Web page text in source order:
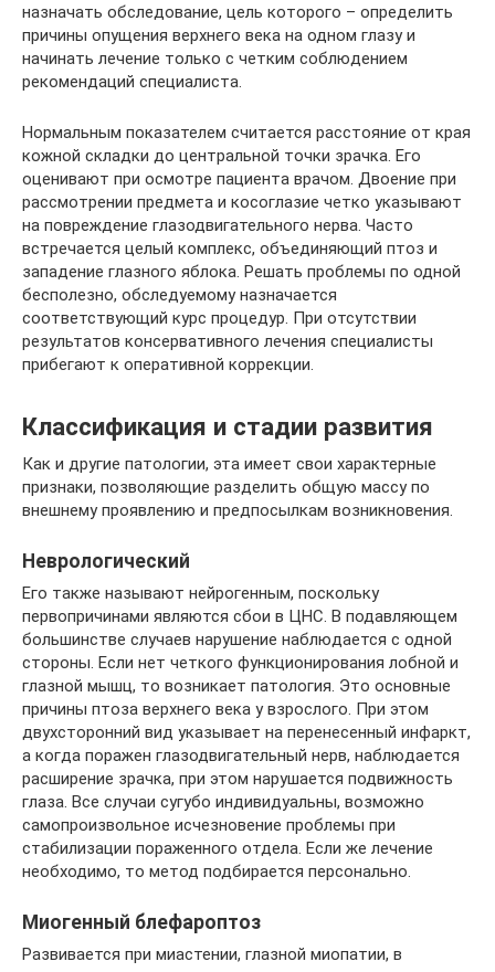
назначать обследование, цель которого – определить
причины опущения верхнего века на одном глазу и
начинать лечение только с четким соблюдением
рекомендаций специалиста.
Нормальным показателем считается расстояние от края
кожной складки до центральной точки зрачка. Его
оценивают при осмотре пациента врачом. Двоение при
рассмотрении предмета и косоглазие четко указывают
на повреждение глазодвигательного нерва. Часто
встречается целый комплекс, объединяющий птоз и
западение глазного яблока. Решать проблемы по одной
бесполезно, обследуемому назначается
соответствующий курс процедур. При отсутствии
результатов консервативного лечения специалисты
прибегают к оперативной коррекции.
Классификация и стадии развития
Как и другие патологии, эта имеет свои характерные
признаки, позволяющие разделить общую массу по
внешнему проявлению и предпосылкам возникновения.
Неврологический
Его также называют нейрогенным, поскольку
первопричинами являются сбои в ЦНС. В подавляющем
большинстве случаев нарушение наблюдается с одной
стороны. Если нет четкого функционирования лобной и
глазной мышц, то возникает патология. Это основные
причины птоза верхнего века у взрослого. При этом
двухсторонний вид указывает на перенесенный инфаркт,
а когда поражен глазодвигательный нерв, наблюдается
расширение зрачка, при этом нарушается подвижность
глаза. Все случаи сугубо индивидуальны, возможно
самопроизвольное исчезновение проблемы при
стабилизации пораженного отдела. Если же лечение
необходимо, то метод подбирается персонально.
Миогенный блефароптоз
Развивается при миастении, глазной миопатии, в